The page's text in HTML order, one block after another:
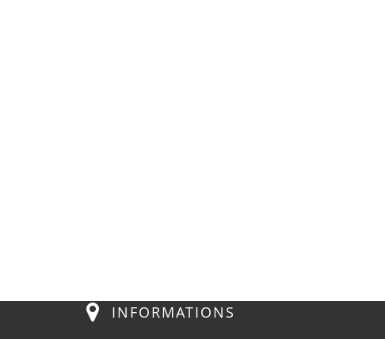
INFORMATIONS